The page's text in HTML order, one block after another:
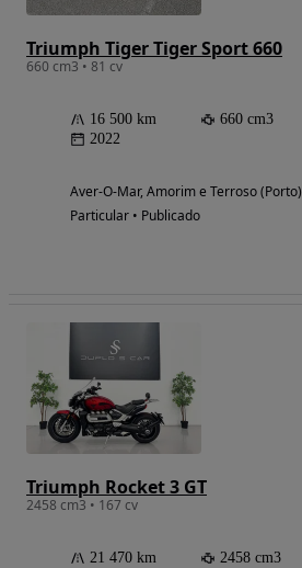
Triumph Tiger Tiger Sport 660
660 cm3 • 81 cv
16 500 km 660 cm3
2022
Aver-O-Mar, Amorim e Terroso (Porto)
Particular • Publicado
Triumph Rocket 3 GT
2458 cm3 • 167 cv
21 470 km 2458 cm3